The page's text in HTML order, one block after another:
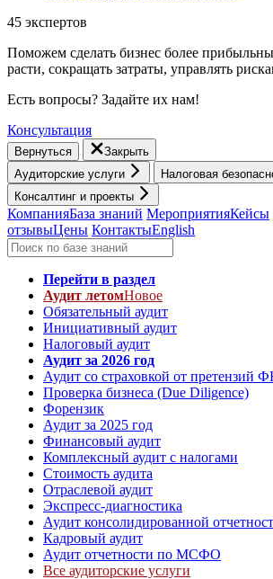
45 экспертов
Поможем сделать бизнес более
расти, cокращать затраты, управлять
Есть вопросы? Задайте их нам!
Консультация
Вернуться
Закрыть
Аудиторские услуги
Налоговая
Консалтинг и проекты
КомпанияБаза знаний МероприятияКейсы
отзывыЦены КонтактыEnglish
Перейти в раздел
Аудит летомНовое
Обязательный аудит
Инициативный аудит
Налоговый аудит
Аудит за 2026 год
Аудит со страховкой от претензий
Проверка бизнеса (Due Diligence)
Форензик
Аудит за 2025 год
Финансовый аудит
Комплексный аудит с налогами
Стоимость аудита
Отраслевой аудит
Экспресс-диагностика
Аудит консолидированной
Кадровый аудит
Аудит отчетности по МСФО
Все аудиторские услуги